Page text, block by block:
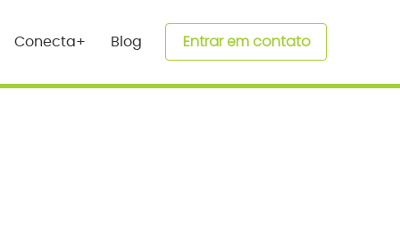
Conecta+ Blog Entrar em contato